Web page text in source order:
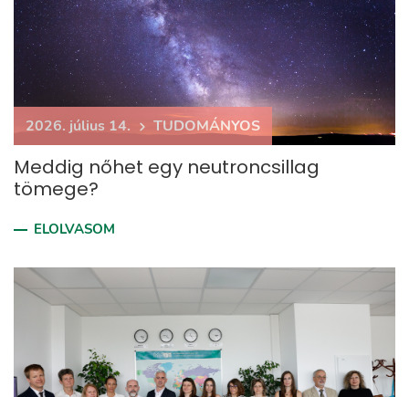
2026. július 14. TUDOMÁNYOS
Meddig nőhet egy neutroncsillag
tömege?
ELOLVASOM